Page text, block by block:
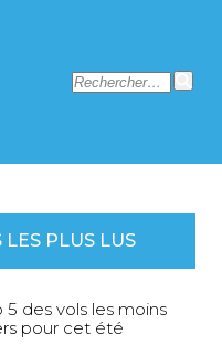
LES PLUS LUS
5 des vols les moins
pour cet été